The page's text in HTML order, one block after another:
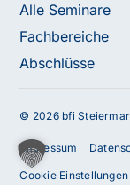
Unterstützung?
Unser Team ist
Kontakt mit uns
Alle Seminare
Fachbereiche
Abschlüsse
© 2026 bfi
Impressum
Cookie Einstellungen